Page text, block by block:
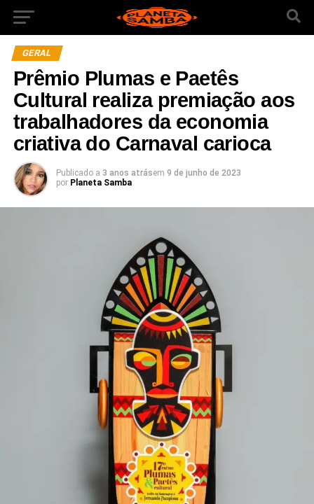
GERAL
Prêmio Plumas e Paetês
Cultural realiza premiação aos
trabalhadores da economia
criativa do Carnaval carioca
Publicado a 3 anos atrásem 9 de junho de 2023
por Planeta Samba